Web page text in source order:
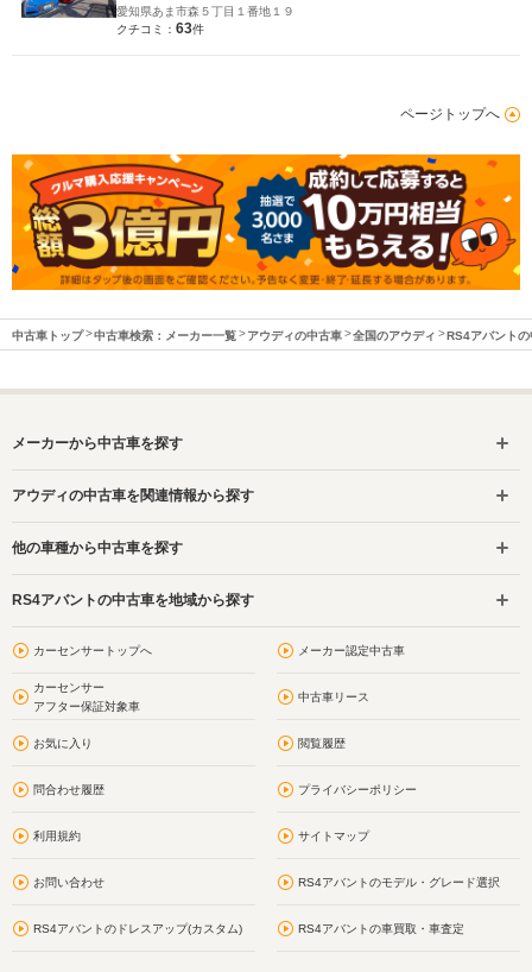
愛知県あま市森５丁目１番地１９
クチコミ： 63件
ページトップへ
中古車トップ 中古車検索：メーカー一覧 アウディの中古車 全国のアウディ RS4アバントの
メーカーから中古車を探す
アウディの中古車を関連情報から探す
他の車種から中古車を探す
RS4アバントの中古車を地域から探す
カーセンサートップへ メーカー認定中古車
カーセンサー
アフター保証対象車
中古車リース
お気に入り 閲覧履歴
問合わせ履歴 プライバシーポリシー
利用規約 サイトマップ
お問い合わせ RS4アバントのモデル・グレード選択
RS4アバントのドレスアップ(カスタム) RS4アバントの車買取・車査定